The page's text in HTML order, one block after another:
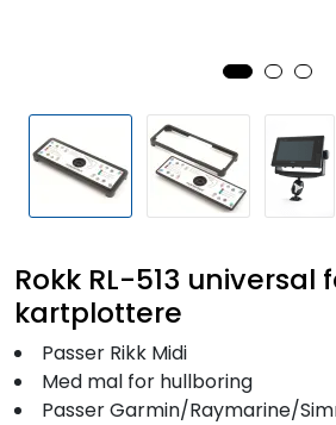
Rokk RL-513
kartplottere
Passer Rikk Midi
Med mal for hullboring
Passer Garmin/Raymarine/